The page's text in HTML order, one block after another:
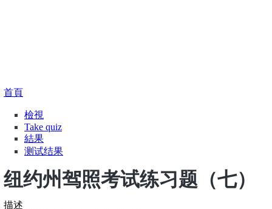
導
連
結
首頁
Primary
tabs
檢視
用
頁
Take quiz
結果
测试结果
纽约州驾照考试练习题（七）
描述